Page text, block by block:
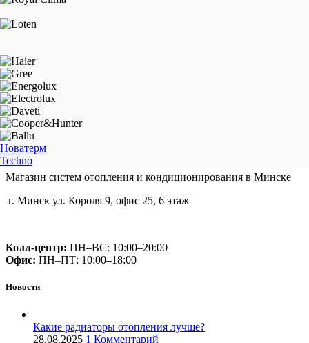
Новатерм
Techno
Магазин систем отопления и кондиционирования в Минске
г. Минск ул. Короля 9, офис 25, 6 этаж
Колл-центр: ПН–ВС: 10:00–20:00​
Офис: ПН–ПТ: 10:00–18:00
Новости
Какие радиаторы отопления лучше?
28.08.2025 1 Комментарий